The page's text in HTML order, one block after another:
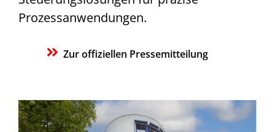
Prozessanwendungen.
Zur offiziellen Pressemitteilung